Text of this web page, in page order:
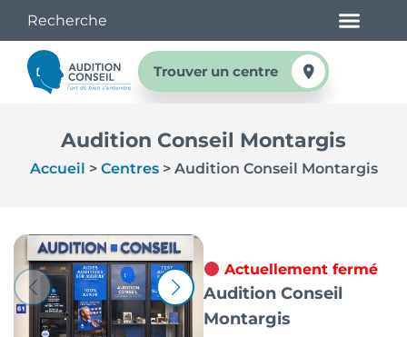
Trouver un centre
Audition Conseil Montargis
Accueil > Centres> Audition Conseil Montargis
Actuellement fermé
Audition Conseil
Montargis